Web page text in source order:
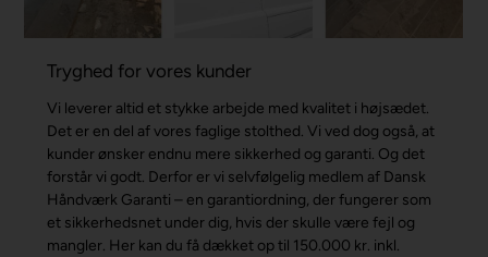
Tryghed for vores kunder
Vi leverer altid et stykke arbejde med kvalitet i højsædet.
Det er en del af vores faglige stolthed. Vi ved dog også, at
kunder ønsker endnu mere sikkerhed og garanti. Og det
forstår vi godt. Derfor er vi selvfølgelig medlem af Dansk
Håndværk Garanti – en garantiordning, der fungerer som
et sikkerhedsnet under dig, hvis der skulle være fejl og
mangler. Her kan du få dækket op til 150.000 kr. inkl.